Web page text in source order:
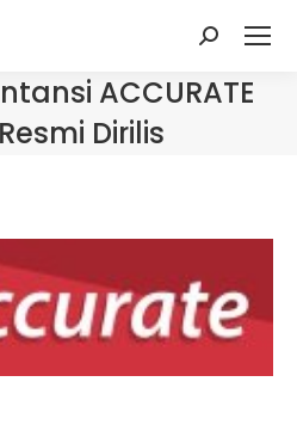
Search:
ACCURATE
Dirilis